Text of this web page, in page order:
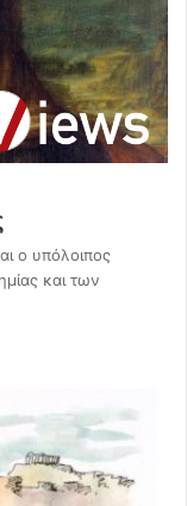
ο υπόλοιπος
και των